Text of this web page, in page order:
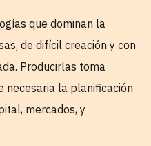
que dominan la
de difícil creación y con
Producirlas toma
necesaria la planificación
mercados, y